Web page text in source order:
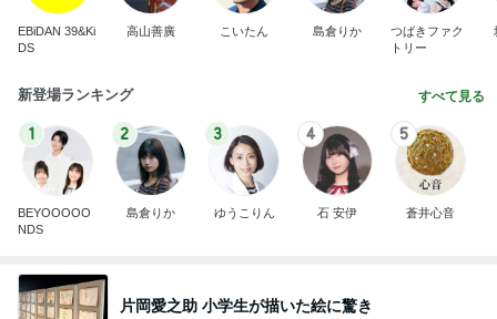
EBiDAN 39&Ki
DS
高山善廣 こいたん 島倉りか
つばきファク
トリー
新登場ランキング すべて見る
1
BEYOOOOO
NDS
2
島倉りか
3
ゆうこりん
4
石 安伊
5
蒼井心音
片岡愛之助 小学生が描いた絵に驚き